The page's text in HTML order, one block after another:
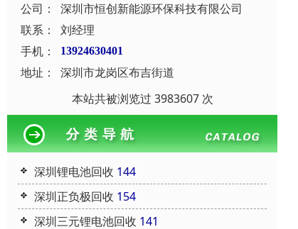
公司：
深圳市恒创新能源环保科技有限公司
联系：
刘经理
手机：
13924630401
地址：
深圳市龙岗区布吉街道
本站共被浏览过 3983607 次
深圳锂电池回收 144
深圳正负极回收 154
深圳三元锂电池回收 141